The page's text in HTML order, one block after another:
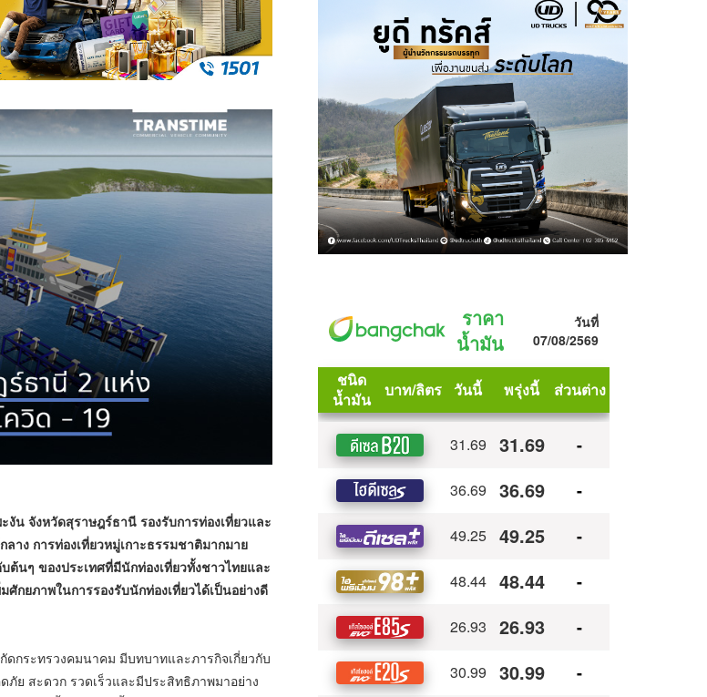
งัน จังหวัดสุราษฎร์ธานี รองรับการท่องเที่ยวและ
าง การท่องเที่ยวหมู่เกาะธรรมชาติมากมาย
ต้นๆ ของประเทศที่มีนักท่องเที่ยวทั้งชาวไทยและ
กยภาพในการรองรับนักท่องเที่ยวได้เป็นอย่างดี
ดกระทรวงคมนาคม มีบทบาทและภารกิจเกี่ยวกับ
ย สะดวก รวดเร็วและมีประสิทธิภาพมาอย่าง